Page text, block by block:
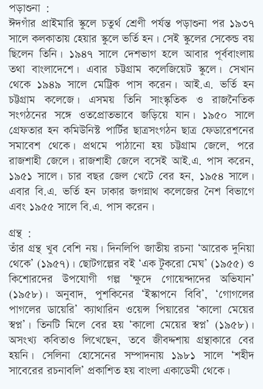
পড়াশুনা :
ঈদগাঁর প্রাইমারি স্কুলে চতুর্থ শ্রেণী পর্যন্ত পড়াশুনা পর ১৯৩৭
সালে কলকাতায় হেয়ার স্কুলে ভর্তি হন। সেই স্কুলের সেকেন্ড বয়
ছিলেন তিনি। ১৯৪৭ সালে দেশভাগ হলে আবার পূর্ববাংলায়
তথা বাংলাদেশে। এবার চট্টগ্রাম কলেজিয়েট স্কুলে। সেখান
থেকে ১৯৪৯ সালে মেট্রিক পাস করেন। আই.এ. ভর্তি হন
চট্টগ্রাম কলেজে। এসময় তিনি সাংস্কৃতিক ও রাজনৈতিক
সংগঠনের সঙ্গে ওতপ্রোতভাবে জড়িয়ে যান। ১৯৫০ সালে
গ্রেফতার হন কমিউনিস্ট পার্টির ছাত্রসংগঠন ছাত্র ফেডারেশনের
সমাবেশ থেকে। প্রথমে পাঠানো হয় চট্টগ্রাম জেলে, পরে
রাজশাহী জেলে। রাজশাহী জেলে বসেই আই.এ. পাস করেন,
১৯৫১ সালে। চার বছর জেল খেটে বের হন, ১৯৫৪ সালে।
এবার বি.এ. ভর্তি হন ঢাকার জগন্নাথ কলেজের নৈশ বিভাগে
এবং ১৯৫৫ সালে বি.এ. পাস করেন।
গ্রন্থ :
তাঁর গ্রন্থ খুব বেশি নয়। দিনলিপি জাতীয় রচনা ‘আরেক দুনিয়া
থেকে’ (১৯৫৭)। ছোটগল্পের বই ‘এক টুকরো মেঘ’ (১৯৫৫) ও
কিশোরদের উপযোগী গল্প ‘ক্ষুদে গোয়েন্দাদের অভিযান’
(১৯৫৮)। অনুবাদ, পুশকিনের ‘ইস্কাপনে বিবি’, ‘গোগলের
পাগলের ডায়েরি’ ক্যাথারিন ওয়েন্স পিয়ারের ‘কালো মেয়ের
স্বপ্ন’। তিনটি মিলে বের হয় ‘কালো মেয়ের স্বপ্ন’ (১৯৫৮)।
অসংখ্য কবিতাও লিখেছেন, তবে জীবদ্দশায় গ্রন্থাকারে বের
হয়নি। সেলিনা হোসেনের সম্পাদনায় ১৯৮১ সালে ‘শহীদ
সাবেরের রচনাবলি’ প্রকাশিত হয় বাংলা একাডেমী থেকে।